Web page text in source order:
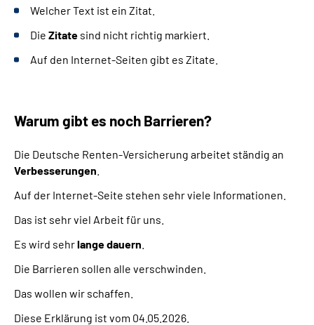
Welcher Text ist ein Zitat.
Die Zitate sind nicht richtig markiert.
Auf den Internet-Seiten gibt es Zitate.
Warum gibt es noch Barrieren?
Die Deutsche Renten-Versicherung arbeitet ständig an
Verbesserungen
Auf der Internet-Seite stehen sehr viele Informationen.
Das ist sehr viel Arbeit für uns.
Es wird sehrlange dauern
Die Barrieren sollen alle verschwinden.
Das wollen wir schaffen.
Diese Erklärung ist vom 04.05.2026.